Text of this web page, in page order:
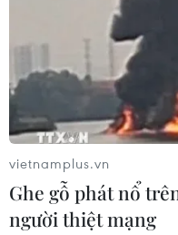
vietnamplus.vn
Ghe gỗ phát nổ
người thiệt mạng